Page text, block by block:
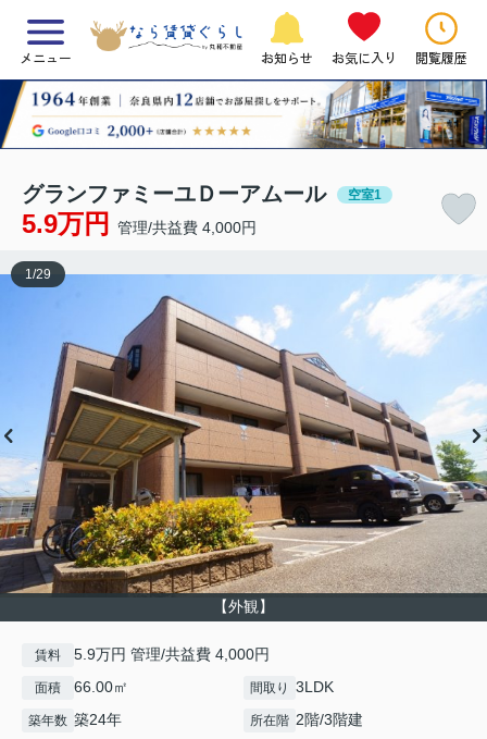
メニュー お知らせ お気に入り 閲覧履歴
グランファミーユＤーアムール 空室1
5.9万円 管理/共益費 4,000円
【外観】
1/29
賃料 5.9万円 管理/共益費 4,000円
面積 66.00㎡ 間取り 3LDK
築年数 築24年 所在階 2階/3階建